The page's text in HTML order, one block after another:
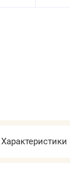
Характеристики